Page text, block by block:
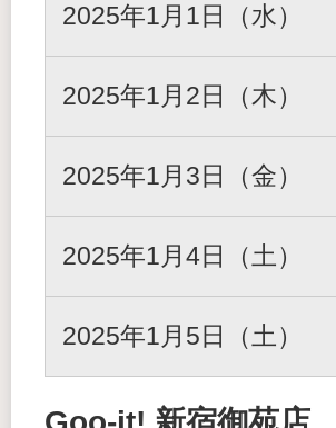
2025年1月1日（水）
2025年1月2日（木）
2025年1月3日（金）
2025年1月4日（土）
2025年1月5日（土）